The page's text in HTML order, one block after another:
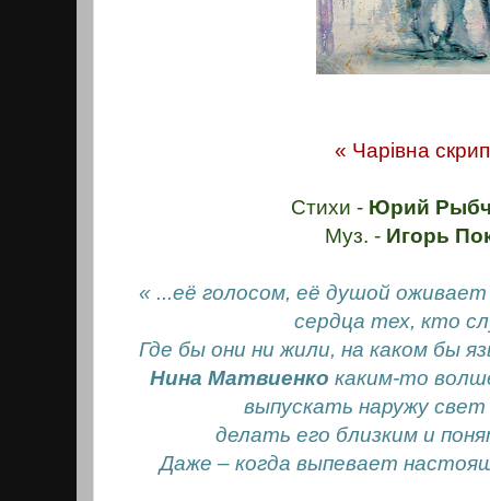
« Чарiвна
Стихи - Юрий
Муз. - Игорь
« ...её голосом, её душой оживает
сердца тех, кто
Где бы они ни жили, на каком бы
Нина Матвиенко каким-то
выпускать наружу
делать его близким и
Даже – когда выпевает